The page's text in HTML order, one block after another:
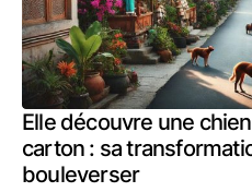
Elle découvre une
carton : sa
bouleverser